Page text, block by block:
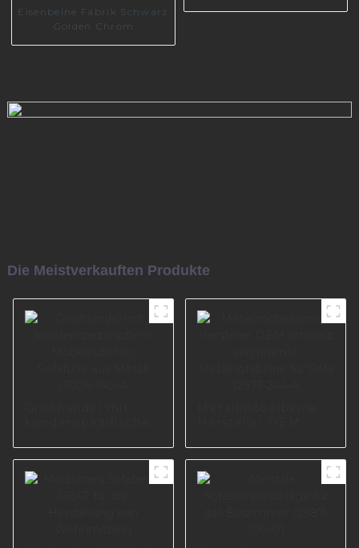
Eisenbeine Fabrik Schwarz
Golden Chrom
Die Meistverkauften Produkte
Sofafüße aus Metall
verchromte
Metallsofabeine für
Sofa I2975-244-A